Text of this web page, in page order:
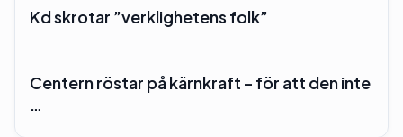
Kd skrotar ”verklighetens folk”
Centern röstar på kärnkraft – för att den inte
…